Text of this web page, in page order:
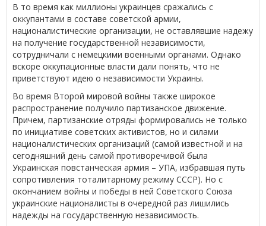
В то время как миллионы украинцев сражались с
оккупантами в составе советской армии,
националистические организации, не оставлявшие надежу
на получение государственной независимости,
сотрудничали с немецкими военными органами. Однако
вскоре оккупационные власти дали понять, что не
приветствуют идею о независимости Украины.
Во время Второй мировой войны также широкое
распространение получило партизанское движение.
Причем, партизанские отряды формировались не только
по инициативе советских активистов, но и силами
националистических организаций (самой известной и на
сегодняшний день самой противоречивой была
Украинская повстанческая армия – УПА, избравшая путь
сопротивления тоталитарному режиму СССР). Но с
окончанием войны и победы в ней Советского Союза
украинские националисты в очередной раз лишились
надежды на государственную независимость.